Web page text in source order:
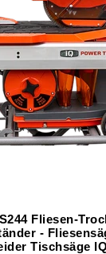
Fliesen-
-
Tischsäge